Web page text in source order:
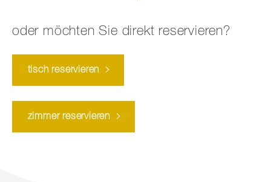
oder möchten Sie direkt reservieren?
tisch reservieren
zimmer reservieren